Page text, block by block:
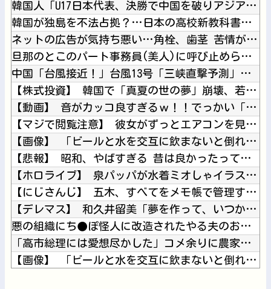
韓国人「U17日本代表、決勝で中国を破りアジア杯優勝（通算5...
韓国が独島を不法占拠？…日本の高校新教科書、また強引な主張＝...
ネットの広告が気持ち悪い…角栓、歯茎 苦情が急増
旦那のとこのパート事務員(美人)に呼び止められた。すると「あ...
中国「台風接近！」台風13号「三峡直撃予測」中国「上流大洪水...
【株式投資】 韓国で「真夏の世の夢」崩壊、若者中心に多くの人...
【動画】 音がカッコ良すぎるｗ！！でっかい「三角定規」のブー...
【マジで閲覧注意】 彼女がずっとエアコンを見上げていた。どう...
【画像】 「ビールと水を交互に飲まないと倒れるグラス」発売
【悲報】 昭和、やばすぎる 昔は良かったって何だよ
【ホロライブ】 泉パッパが水着ミオしゃイラストあげとる
【にじさんじ】 五木、すべてをメモ帳で管理する長尾に表計算ソ...
【デレマス】 和久井留美「夢を作って、いつか遊んで」
悪の組織にち●ぽ怪人に改造されたやる夫のお話 第3話
「高市総理には愛想尽かした」コメ余りに農家が悲鳴 売値は生産...
【画像】 「ビールと水を交互に飲まないと倒れるグラス」発売